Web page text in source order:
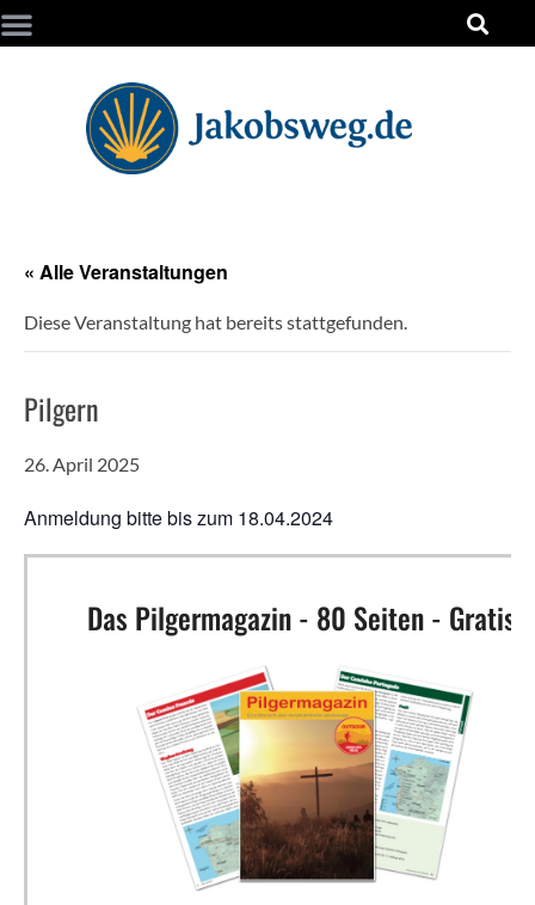
« Alle Veranstaltungen
Diese Veranstaltung hat bereits stattgefunden.
Pilgern
26. April 2025
Anmeldung bitte bis zum 18.04.2024
Das Pilgermagazin - 80 Seiten - Gratis!